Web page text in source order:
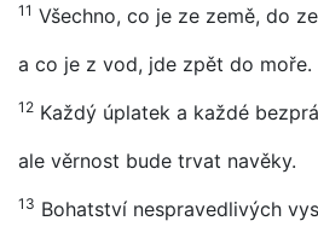
11 Všechno, co je ze země, do
a co je z vod, jde zpět do moře.
12 Každý úplatek a každé
ale věrnost bude trvat navěky.
13 Bohatství nespravedlivých